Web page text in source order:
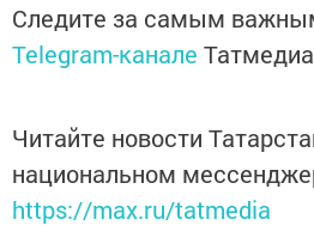
Следите за самым
Telegram-канале Татмедиа
Читайте новости
национальном
https://max.ru/tatmedia